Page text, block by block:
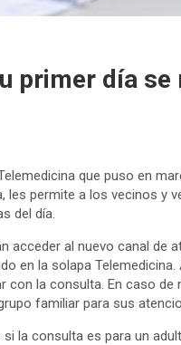
primer día se
que puso en
permite a los vecinos y
del día.
acceder al nuevo canal de
en la solapa Telemedicina.
la consulta. En caso de
familiar para sus
la consulta es para un